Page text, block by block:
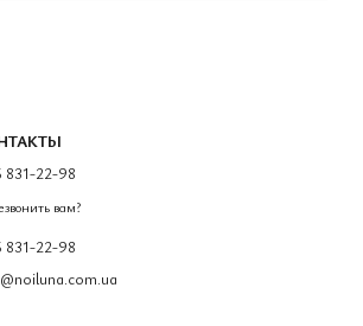
831-22-98
вам?
831-22-98